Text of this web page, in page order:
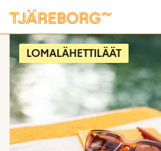
LOMALÄHETTILÄÄT